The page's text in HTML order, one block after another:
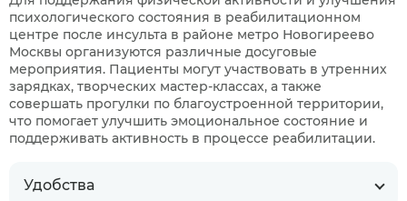
Удобства
психологического состояния в реабилитационном
центре после инсульта в районе метро Новогиреево
Москвы организуются различные досуговые
мероприятия. Пациенты могут участвовать в утренних
зарядках, творческих мастер-классах, а также
совершать прогулки по благоустроенной территории,
что помогает улучшить эмоциональное состояние и
поддерживать активность в процессе реабилитации.